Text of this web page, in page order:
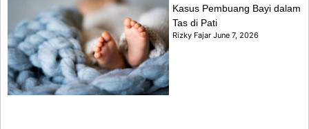
Kasus Pembuang Bayi dalam
Tas di Pati
Rizky FajarJune 7, 2026